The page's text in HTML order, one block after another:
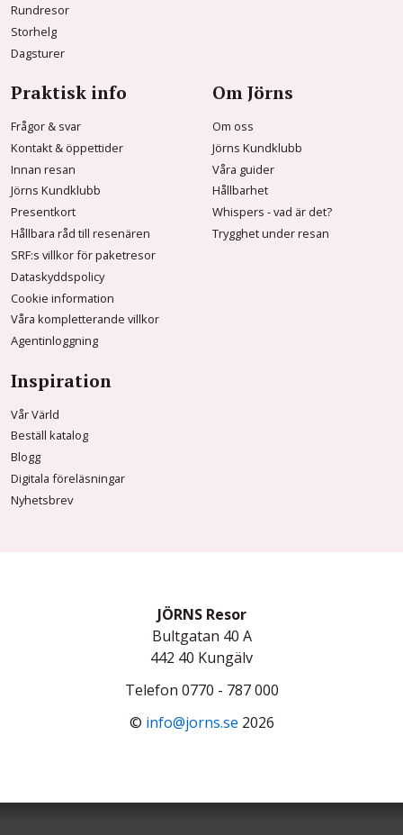
Rundresor
Storhelg
Dagsturer
Praktisk info
Frågor & svar
Kontakt & öppettider
Innan resan
Jörns Kundklubb
Presentkort
Hållbara råd till resenären
SRF:s villkor för paketresor
Dataskyddspolicy
Cookie information
Våra kompletterande villkor
Agentinloggning
Om Jörns
Om oss
Jörns Kundklubb
Våra guider
Hållbarhet
Whispers - vad är det?
Trygghet under resan
Inspiration
Vår Värld
Beställ katalog
Blogg
Digitala föreläsningar
Nyhetsbrev
JÖRNS Resor
Bultgatan 40 A
442 40 Kungälv
Telefon 0770 - 787 000
© info@jorns.se 2026